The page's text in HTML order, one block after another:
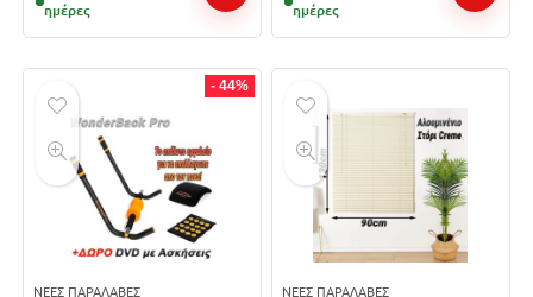
ημέρες
ημέρες
- 44%
ΝΈΕΣ ΠΑΡΑΛΑΒΈΣ ΝΈΕΣ ΠΑΡΑΛΑΒΈΣ